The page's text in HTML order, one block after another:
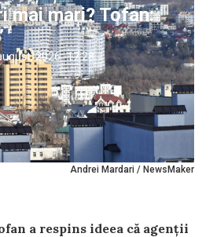
Andrei Mardari / NewsMaker
mai mari? Tofan:
2026 17:28
a respins ideea că agenții